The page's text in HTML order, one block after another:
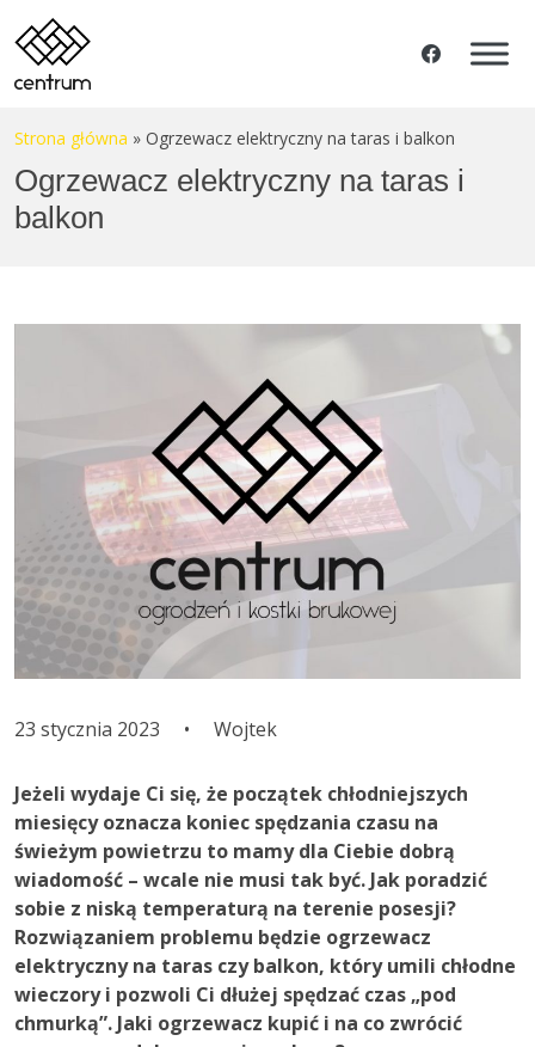
Strona główna » Ogrzewacz elektryczny na taras i balkon
Ogrzewacz elektryczny na taras i
balkon
23 stycznia 2023 • Wojtek
Jeżeli wydaje Ci się, że początek chłodniejszych
miesięcy oznacza koniec spędzania czasu na
świeżym powietrzu to mamy dla Ciebie dobrą
wiadomość – wcale nie musi tak być. Jak poradzić
sobie z niską temperaturą na terenie posesji?
Rozwiązaniem problemu będzie ogrzewacz
elektryczny na taras czy balkon, który umili chłodne
wieczory i pozwoli Ci dłużej spędzać czas „pod
chmurką”. Jaki ogrzewacz kupić i na co zwrócić